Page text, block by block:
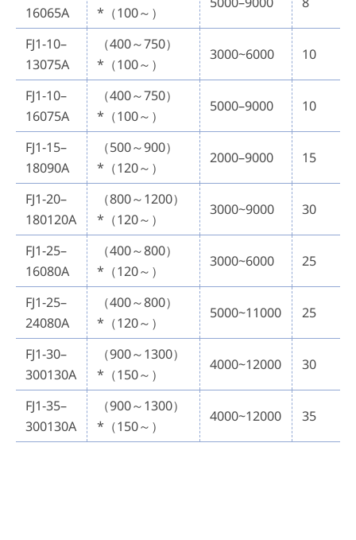
16065A
*（100～）
FJ1-10–
13075A
（400～750）
*（100～）
3000~6000 10
FJ1-10–
16075A
（400～750）
*（100～）
5000–9000 10
FJ1-15–
18090A
（500～900）
*（120～）
2000–9000 15
FJ1-20–
180120A
（800～1200）
*（120～）
3000~9000 30
FJ1-25–
16080A
（400～800）
*（120～）
3000~6000 25
FJ1-25–
24080A
（400～800）
*（120～）
5000~11000 25
FJ1-30–
300130A
（900～1300）
*（150～）
4000~12000 30
FJ1-35–
300130A
（900～1300）
*（150～）
4000~12000 35